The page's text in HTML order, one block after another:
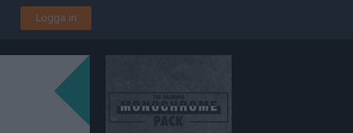
Logga in